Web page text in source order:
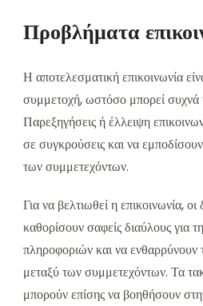
Προβλήματα
Η αποτελεσματική επικοινωνία
συμμετοχή, ωστόσο μπορεί συχνά
Παρεξηγήσεις ή έλλειψη
σε συγκρούσεις και να
των συμμετεχόντων.
Για να βελτιωθεί η επικοινωνία,
καθορίσουν σαφείς διαύλους για
πληροφοριών και να ενθαρρύνουν
μεταξύ των συμμετεχόντων. Τα
μπορούν επίσης να βοηθήσουν